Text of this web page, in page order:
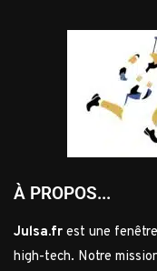
À PROPOS...
Julsa.fr est une
high-tech. Notre